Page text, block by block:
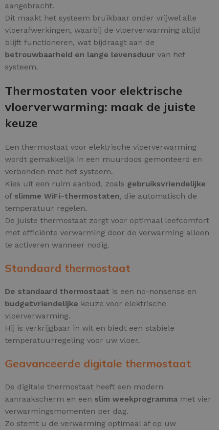
aangebracht.
Dit maakt het systeem bruikbaar onder vrijwel alle
vloerafwerkingen, waarbij de vloerverwarming altijd
blijft functioneren, wat bijdraagt aan de
betrouwbaarheid en lange levensduur van het
systeem.
Thermostaten voor elektrische
vloerverwarming: maak de juiste
keuze
Een thermostaat voor elektrische vloerverwarming
wordt gemakkelijk in een muurdoos gemonteerd en
verbonden met het systeem.
Kies uit een ruim aanbod, zoals gebruiksvriendelijke
of slimme WiFi-thermostaten, die automatisch de
temperatuur regelen.
De juiste thermostaat zorgt voor optimaal leefcomfort
met efficiënte verwarming door de verwarming alleen
te activeren wanneer nodig.
Standaard thermostaat
De standaard thermostaat is een no-nonsense en
budgetvriendelijke keuze voor elektrische
vloerverwarming.
Hij is verkrijgbaar in wit en biedt een stabiele
temperatuurregeling voor uw vloer.
Geavanceerde digitale thermostaat
De digitale thermostaat heeft een modern
aanraakscherm en een slim weekprogramma met vier
verwarmingsmomenten per dag.
Zo stemt u de verwarming optimaal af op uw